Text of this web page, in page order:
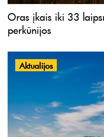
Oras įkais iki 33
perkūnijos
Aktualijos